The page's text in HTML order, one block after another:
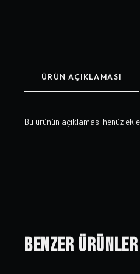
ÜRÜN AÇIKLAMASI
Bu ürünün açıklaması henüz
Benzer Ürünler